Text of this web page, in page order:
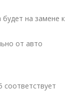
на замене к
от авто